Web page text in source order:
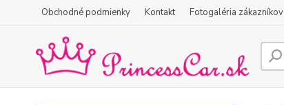
Obchodné podmienky Kontakt Fotogaléria zákazníkov